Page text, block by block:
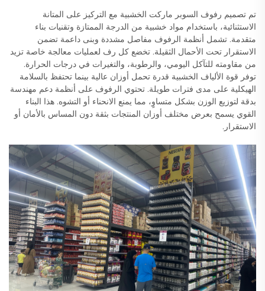
تم تصميم رفوف السوبر ماركت الخشبية مع التركيز على المتانة
الاستثنائية، باستخدام مواد خشبية من الدرجة الممتازة وتقنيات بناء
متقدمة. تشمل أنظمة الرفوف مفاصل مشددة وبنى داعمة تضمن
الاستقرار تحت الأحمال الثقيلة. تخضع كل رف لعمليات معالجة خاصة تزيد
من مقاومته للتآكل اليومي، والرطوبة، والتغيرات في درجات الحرارة.
توفر قوة الألياف الخشبية قدرة تحمل أوزان عالية بينما تحتفظ بالسلامة
الهيكلية على مدى فترات طويلة. تحتوي الرفوف على أنظمة دعم مهندسة
بدقة لتوزيع الوزن بشكل متساوٍ، مما يمنع الانحناء أو التشوه. هذا البناء
القوي يسمح بعرض مختلف أوزان المنتجات بثقة دون المساس بالأمان أو
الاستقرار.